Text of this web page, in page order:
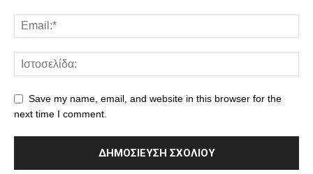
Save my name, email, and website in this browser for the
next time I comment.